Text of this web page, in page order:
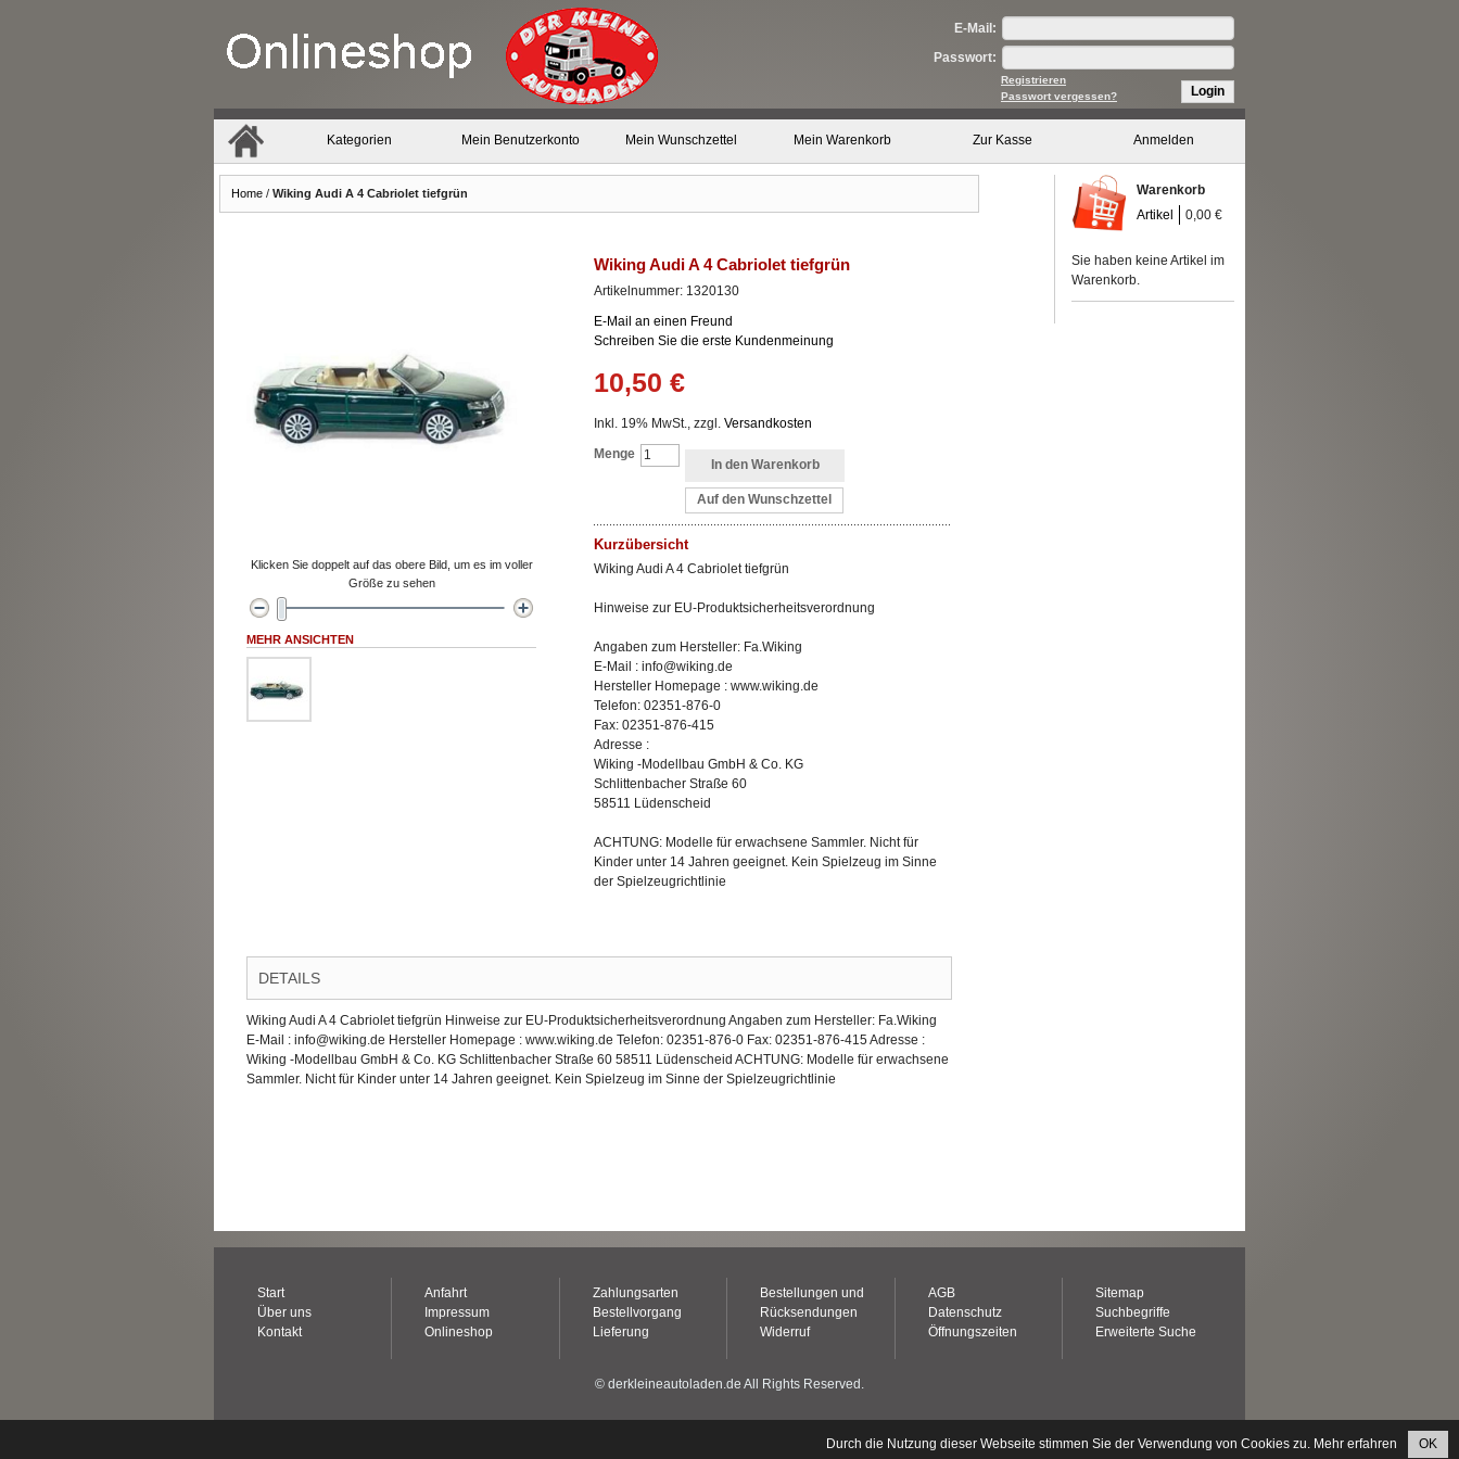
E-Mail:
Passwort:
Registrieren
Passwort vergessen?
Login
Kategorien Mein Benutzerkonto Mein Wunschzettel Mein Warenkorb Zur Kasse Anmelden
Home / Wiking Audi A 4 Cabriolet tiefgrün
Wiking Audi A 4 Cabriolet tiefgrün
Artikelnummer: 1320130
E-Mail an einen Freund
Schreiben Sie die erste Kundenmeinung
10,50 €
Inkl. 19% MwSt., zzgl. Versandkosten
Menge
In den Warenkorb
Auf den Wunschzettel
Kurzübersicht
Wiking Audi A 4 Cabriolet tiefgrün
Hinweise zur EU-Produktsicherheitsverordnung
Angaben zum Hersteller: Fa.Wiking
E-Mail : info@wiking.de
Hersteller Homepage : www.wiking.de
Telefon: 02351-876-0
Fax: 02351-876-415
Adresse :
Wiking -Modellbau GmbH & Co. KG
Schlittenbacher Straße 60
58511 Lüdenscheid
ACHTUNG: Modelle für erwachsene Sammler. Nicht für
Kinder unter 14 Jahren geeignet. Kein Spielzeug im Sinne
der Spielzeugrichtlinie
Klicken Sie doppelt auf das obere Bild, um es im voller
Größe zu sehen
MEHR ANSICHTEN
DETAILS
Wiking Audi A 4 Cabriolet tiefgrün Hinweise zur EU-Produktsicherheitsverordnung Angaben zum Hersteller: Fa.Wiking
E-Mail : info@wiking.de Hersteller Homepage : www.wiking.de Telefon: 02351-876-0 Fax: 02351-876-415 Adresse :
Wiking -Modellbau GmbH & Co. KG Schlittenbacher Straße 60 58511 Lüdenscheid ACHTUNG: Modelle für erwachsene
Sammler. Nicht für Kinder unter 14 Jahren geeignet. Kein Spielzeug im Sinne der Spielzeugrichtlinie
Warenkorb
Artikel
0,00 €
Sie haben keine Artikel im
Warenkorb.
Start
Über uns
Kontakt
Anfahrt
Impressum
Onlineshop
Zahlungsarten
Bestellvorgang
Lieferung
Bestellungen und
Rücksendungen
Widerruf
AGB
Datenschutz
Öffnungszeiten
Sitemap
Suchbegriffe
Erweiterte Suche
© derkleineautoladen.de All Rights Reserved.
Durch die Nutzung dieser Webseite stimmen Sie der Verwendung von Cookies zu. Mehr erfahren OK